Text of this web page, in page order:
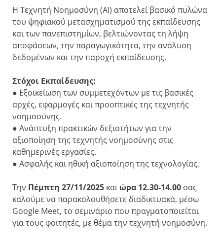
Η Τεχνητή Νοημοσύνη (AI) αποτελεί βασικό πυλώνα
του ψηφιακού μετασχηματισμού της εκπαίδευσης
και των πανεπιστημίων, βελτιώνοντας τη λήψη
αποφάσεων, την παραγωγικότητα, την ανάλυση
δεδομένων και την παροχή εκπαίδευσης.
Στόχοι Εκπαίδευσης:
● Εξοικείωση των συμμετεχόντων με τις βασικές
αρχές, εφαρμογές και προοπτικές της τεχνητής
νοημοσύνης.
● Ανάπτυξη πρακτικών δεξιοτήτων για την
αξιοποίηση της τεχνητής νοημοσύνης στις
καθημερινές εργασίες.
● Ασφαλής και ηθική αξιοποίηση της τεχνολογίας.
Την Πέμπτη 27/11/2025 και ώρα 12.30-14.00 σας
καλούμε να παρακολουθήσετε διαδικτυακά, μέσω
Google Meet, το σεμινάριο που πραγματοποιείται
για τους φοιτητές, με θέμα την τεχνητή νοημοσύνη.